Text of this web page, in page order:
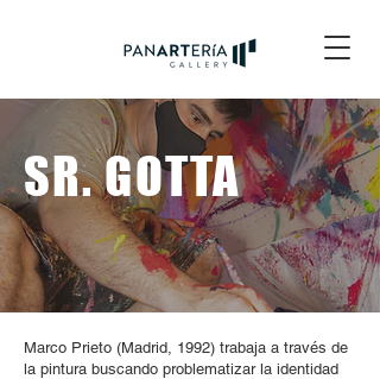
SR. GOTTA
Marco Prieto (Madrid, 1992) trabaja a través de
la pintura buscando problematizar la identidad